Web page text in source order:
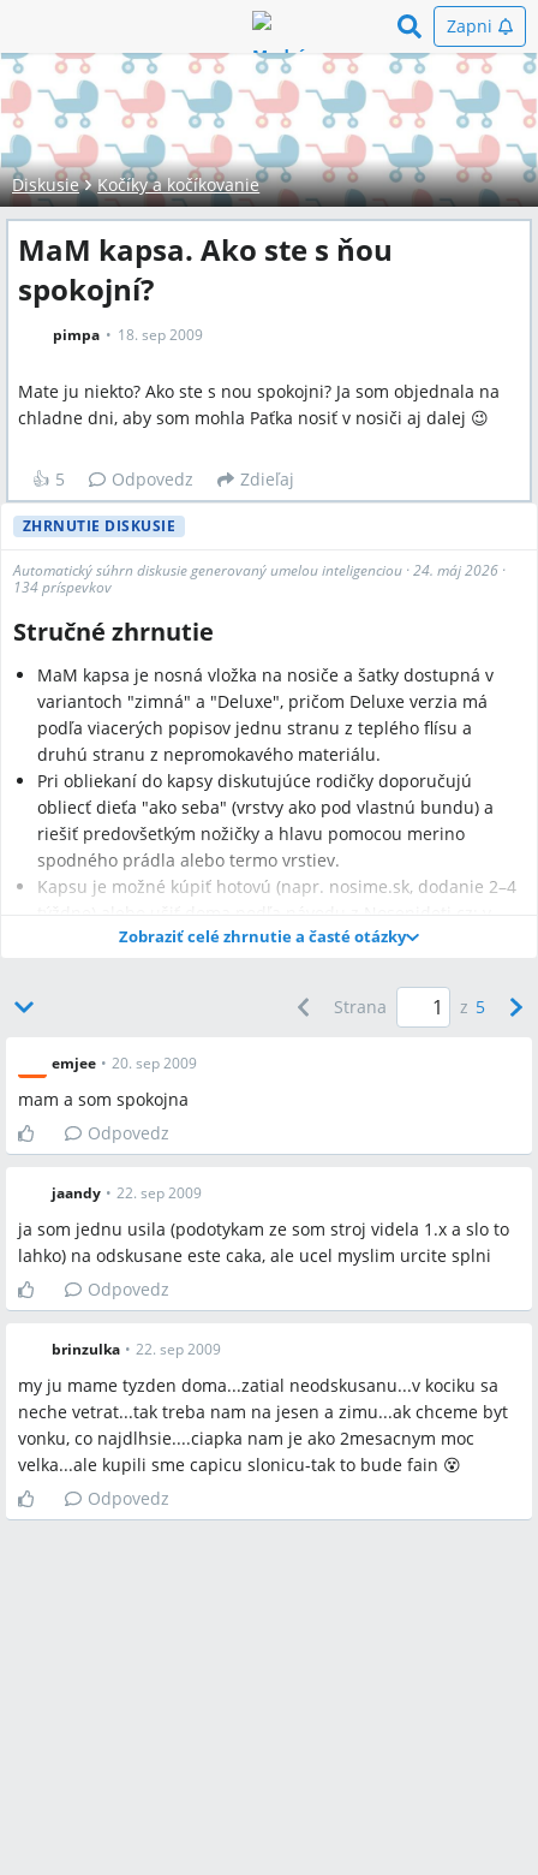
Zapni
Diskusie Kočíky a kočíkovanie
MaM kapsa. Ako ste s ňou
spokojní?
pimpa 18. sep 2009
Mate ju niekto? Ako ste s nou spokojni? Ja som objednala na
chladne dni, aby som mohla Paťka nosiť v nosiči aj dalej 😉
👍 5 Odpovedz Zdieľaj
ZHRNUTIE DISKUSIE
Automatický súhrn diskusie generovaný umelou inteligenciou ·24. máj 2026 ·
134 príspevkov
Stručné zhrnutie
MaM kapsa je nosná vložka na nosiče a šatky dostupná v
variantoch "zimná" a "Deluxe", pričom Deluxe verzia má
podľa viacerých popisov jednu stranu z teplého flísu a
druhú stranu z nepromokavého materiálu.
Pri obliekaní do kapsy diskutujúce rodičky doporučujú
obliecť dieťa "ako seba" (vrstvy ako pod vlastnú bundu) a
riešiť predovšetkým nožičky a hlavu pomocou merino
spodného prádla alebo termo vrstiev.
Kapsu je možné kúpiť hotovú (napr. nosime.sk, dodanie 2–4
diskusii sa spomína aj vsadka do bundy so zipsom ako
Najčastejšie otázky
Q:Kde najrýchlejšie zohnať MaM kapsu?
A:Na nosime.sk je udávaná dodávka 2–4 týždne; rýchlejšie
Nosenideti.cz, v bazári na nosenideti.cz alebo v miestnom
bazári na Modrykonik.sk s možnosťou osobného odberu
(niektoré predávajúce doručujú osobne v BA).
Q:Aký je praktický rozdiel medzi verziou Deluxe a zimnou
Deluxe verzia má podľa popisu jednu stranu teplý flís a
druhú vodoodpudivý materiál (umožňuje otočenie na jarnú
variantu), zatiaľ čo "zimná" verzia je prevažne flísová; v diskusii
sa spomínala aj nejasnosť, či Deluxe má dve vrstvy flísu (toto
bolo v diskusii rozporuplné).
Q:Ako obliecť dieťa pod MaM kapsu v chladnom počasí?
Zobraziť celé zhrnutie a časté otázky
Strana z 5
emjee • 20. sep 2009
mam a som spokojna
Odpovedz
jaandy • 22. sep 2009
ja som jednu usila (podotykam ze som stroj videla 1.x a slo to
lahko) na odskusane este caka, ale ucel myslim urcite splni
Odpovedz
brinzulka • 22. sep 2009
my ju mame tyzden doma...zatial neodskusanu...v kociku sa
neche vetrat...tak treba nam na jesen a zimu...ak chceme byt
vonku, co najdlhsie....ciapka nam je ako 2mesacnym moc
velka...ale kupili sme capicu slonicu-tak to bude fain 😵
Odpovedz